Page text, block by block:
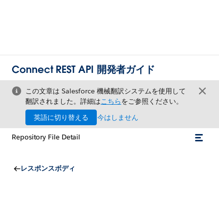
Connect REST API 開発者ガイド
この文章は Salesforce 機械翻訳システムを使用して
翻訳されました。詳細はこちらをご参照ください。
英語に切り替える
今はしません
Repository File Detail
レスポンスボディ